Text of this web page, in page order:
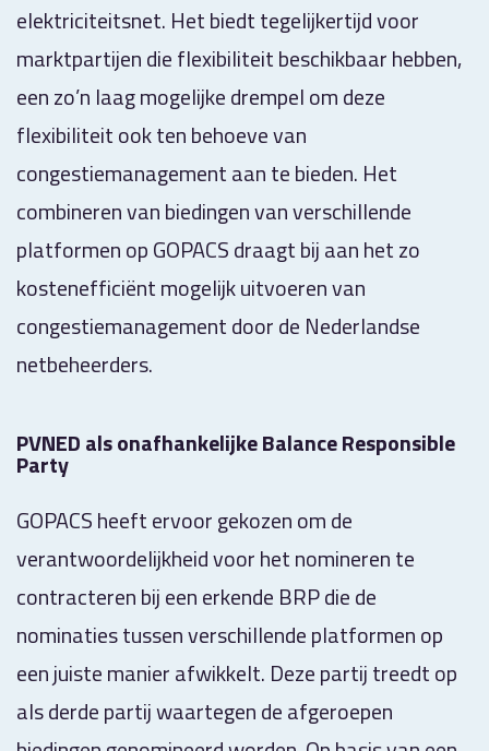
elektriciteitsnet. Het biedt tegelijkertijd voor
marktpartijen die flexibiliteit beschikbaar hebben,
een zo’n laag mogelijke drempel om deze
flexibiliteit ook ten behoeve van
congestiemanagement aan te bieden. Het
combineren van biedingen van verschillende
platformen op GOPACS draagt bij aan het zo
kostenefficiënt mogelijk uitvoeren van
congestiemanagement door de Nederlandse
netbeheerders.
PVNED als onafhankelijke Balance Responsible
Party
GOPACS heeft ervoor gekozen om de
verantwoordelijkheid voor het nomineren te
contracteren bij een erkende BRP die de
nominaties tussen verschillende platformen op
een juiste manier afwikkelt. Deze partij treedt op
als derde partij waartegen de afgeroepen